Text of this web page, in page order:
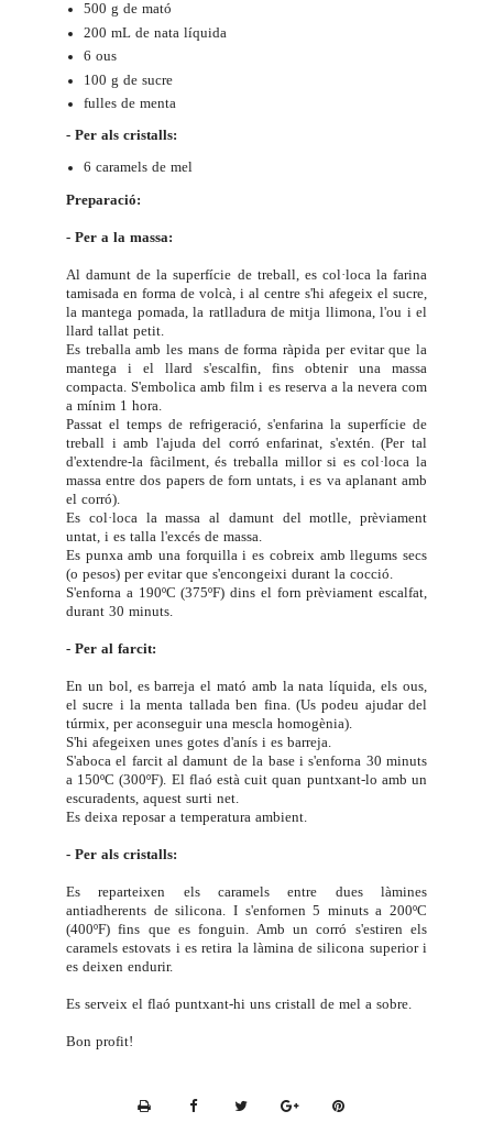
500 g de mató
200 mL de nata líquida
6 ous
100 g de sucre
fulles de menta
- Per als cristalls:
6 caramels de mel
Preparació:
- Per a la massa:
Al damunt de la superfície de treball, es col·loca la farina
tamisada en forma de volcà, i al centre s'hi afegeix el sucre,
la mantega pomada, la ratlladura de mitja llimona, l'ou i el
llard tallat petit.
Es treballa amb les mans de forma ràpida per evitar que la
mantega i el llard s'escalfin, fins obtenir una massa
compacta. S'embolica amb film i es reserva a la nevera com
a mínim 1 hora.
Passat el temps de refrigeració, s'enfarina la superfície de
treball i amb l'ajuda del corró enfarinat, s'extén. (Per tal
d'extendre-la fàcilment, és treballa millor si es col·loca la
massa entre dos papers de forn untats, i es va aplanant amb
el corró).
Es col·loca la massa al damunt del motlle, prèviament
untat, i es talla l'excés de massa.
Es punxa amb una forquilla i es cobreix amb llegums secs
(o pesos) per evitar que s'encongeixi durant la cocció.
S'enforna a 190ºC (375ºF) dins el forn prèviament escalfat,
durant 30 minuts.
- Per al farcit:
En un bol, es barreja el mató amb la nata líquida, els ous,
el sucre i la menta tallada ben fina. (Us podeu ajudar del
túrmix, per aconseguir una mescla homogènia).
S'hi afegeixen unes gotes d'anís i es barreja.
S'aboca el farcit al damunt de la base i s'enforna 30 minuts
a 150ºC (300ºF). El flaó està cuit quan puntxant-lo amb un
escuradents, aquest surti net.
Es deixa reposar a temperatura ambient.
- Per als cristalls:
Es reparteixen els caramels entre dues làmines
antiadherents de silicona. I s'enfornen 5 minuts a 200ºC
(400ºF) fins que es fonguin. Amb un corró s'estiren els
caramels estovats i es retira la làmina de silicona superior i
es deixen endurir.
Es serveix el flaó puntxant-hi uns cristall de mel a sobre.
Bon profit!